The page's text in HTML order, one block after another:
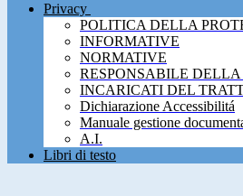
Privacy
POLITICA DELLA
INFORMATIVE
NORMATIVE
RESPONSABILE
INCARICATI DEL
Dichiarazione Accessibilitá
Manuale gestione
A.I.
Libri di testo